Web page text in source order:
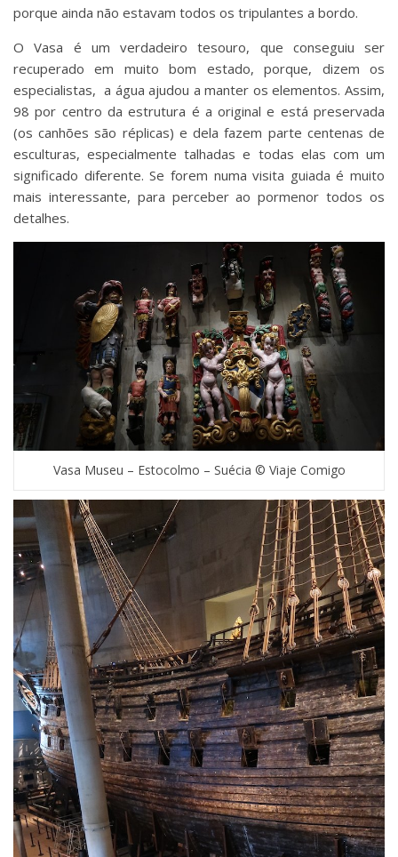
porque ainda não estavam todos os tripulantes a bordo.
O Vasa é um verdadeiro tesouro, que conseguiu ser
recuperado em muito bom estado, porque, dizem os
especialistas, a água ajudou a manter os elementos. Assim,
98 por centro da estrutura é a original e está preservada
(os canhões são réplicas) e dela fazem parte centenas de
esculturas, especialmente talhadas e todas elas com um
significado diferente. Se forem numa visita guiada é muito
mais interessante, para perceber ao pormenor todos os
detalhes.
Vasa Museu – Estocolmo – Suécia © Viaje Comigo